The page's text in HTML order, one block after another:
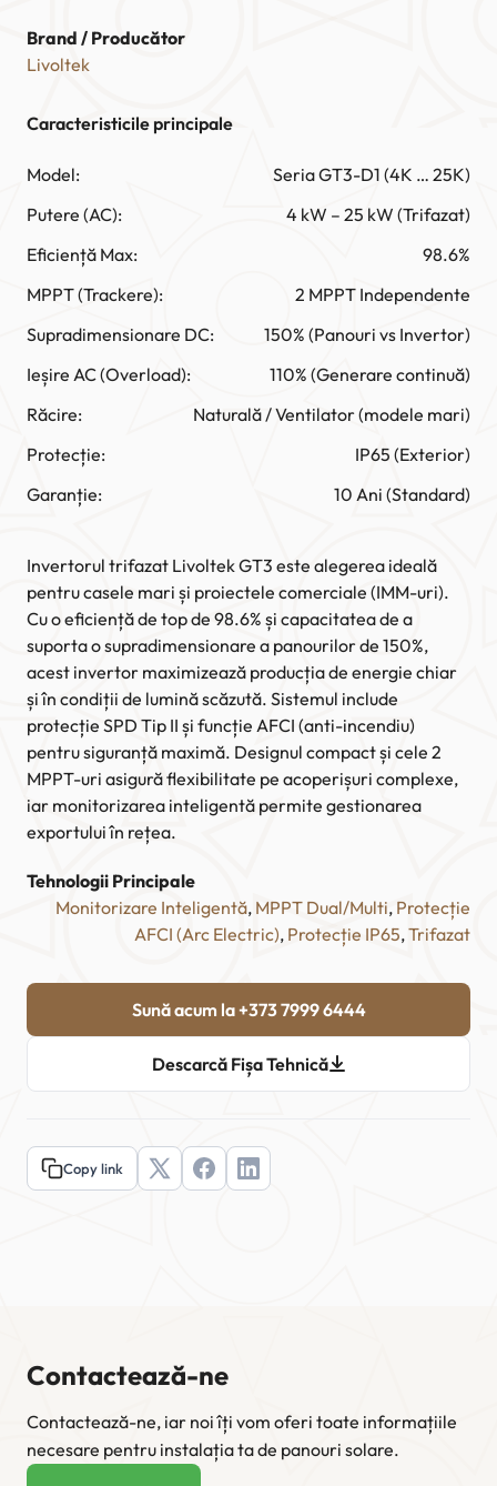
Brand / Producător
Livoltek
Caracteristicile principale
Model:
Seria GT3-D1 (4K … 25K)
Putere (AC):
4 kW – 25 kW (Trifazat)
Eficiență Max:
98.6%
MPPT (Trackere):
2 MPPT Independente
Supradimensionare DC:
150% (Panouri vs Invertor)
Ieșire AC (Overload):
110% (Generare continuă)
Răcire:
Naturală / Ventilator (modele mari)
Protecție:
IP65 (Exterior)
Garanție:
10 Ani (Standard)
Invertorul trifazat Livoltek GT3 este alegerea ideală
pentru casele mari și proiectele comerciale (IMM-uri).
Cu o eficiență de top de 98.6% și capacitatea de a
suporta o supradimensionare a panourilor de 150%,
acest invertor maximizează producția de energie chiar
și în condiții de lumină scăzută. Sistemul include
protecție SPD Tip II și funcție AFCI (anti-incendiu)
pentru siguranță maximă. Designul compact și cele 2
MPPT-uri asigură flexibilitate pe acoperișuri complexe,
iar monitorizarea inteligentă permite gestionarea
exportului în rețea.
Tehnologii Principale
Monitorizare Inteligentă, MPPT Dual/Multi, Protecție
AFCI (Arc Electric), Protecție IP65, Trifazat
Sună acum la +373 7999 6444
Descarcă Fișa Tehnică
Copy link
Contactează-ne
Contactează-ne, iar noi îți vom oferi toate informațiile
necesare pentru instalația ta de panouri solare.